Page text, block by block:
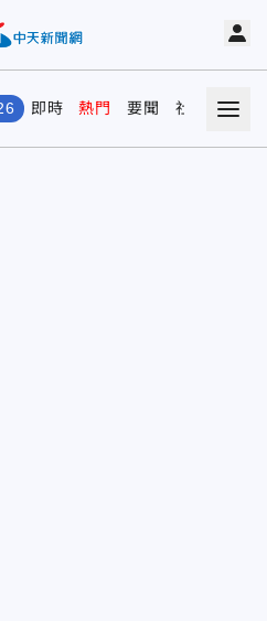
即時 熱門 要聞 社會 娛樂